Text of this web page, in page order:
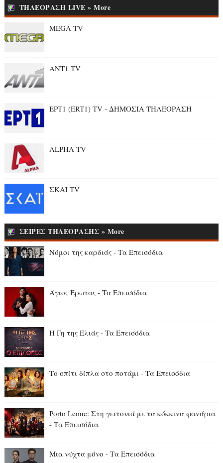
ΤΗΛΕΟΡΑΣΗ LIVE » More
MEGA TV
ANT1 TV
ΕΡΤ1 (ERT1) TV - ΔΗΜΟΣΙΑ ΤΗΛΕΟΡΑΣΗ
ALPHA TV
ΣΚΑΪ TV
ΣΕΙΡΕΣ ΤΗΛΕΟΡΑΣΗΣ » More
Νόμοι της καρδιάς - Τα Επεισόδια
Άγιος Έρωτας - Τα Επεισόδια
Η Γη της Ελιάς - Τα Επεισόδια
Το σπίτι δίπλα στο ποτάμι - Τα Επεισόδια
Porto Leone: Στη γειτονιά με τα κόκκιvα φαvάρια
- Τα Επεισόδια
Μια νύχτα μόνο - Τα Επεισόδια